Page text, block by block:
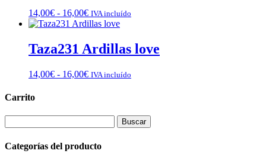
16,00€
14,00€ - 16,00€Rango
de
desde
14,00€
16,00€
IVA incluído
Taza231 Ardillas love
14,00€ - 16,00€Rango
14,00€
hasta
IVA incluído
Carrito
Categorías del producto